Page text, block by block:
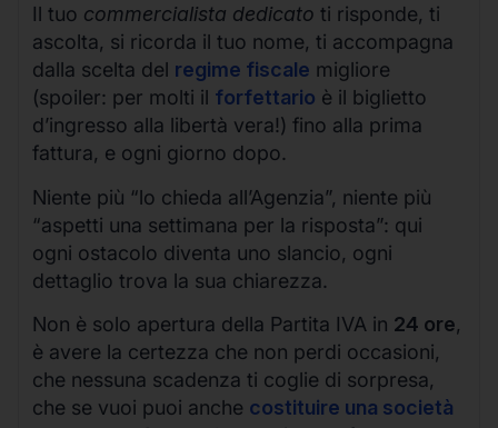
Il tuo commercialista dedicato ti risponde, ti
ascolta, si ricorda il tuo nome, ti accompagna
dalla scelta del regime fiscale migliore
(spoiler: per molti il forfettario è il biglietto
d’ingresso alla libertà vera!) fino alla prima
fattura, e ogni giorno dopo.
Niente più “lo chieda all’Agenzia”, niente più
“aspetti una settimana per la risposta”: qui
ogni ostacolo diventa uno slancio, ogni
dettaglio trova la sua chiarezza.
Non è solo apertura della Partita IVA in 24 ore,
è avere la certezza che non perdi occasioni,
che nessuna scadenza ti coglie di sorpresa,
che se vuoi puoi anche costituire una società